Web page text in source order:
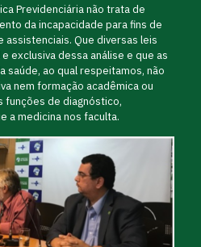
Previdenciária não trata de
da incapacidade para fins de
Que diversas leis
exclusiva dessa análise e que as
saúde, ao qual respeitamos, não
nem formação acadêmica ou
funções de diagnóstico,
a medicina nos faculta.